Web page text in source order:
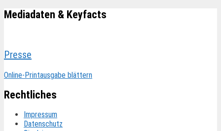
Mediadaten & Keyfacts
Presse
Online-Printausgabe blättern
Rechtliches
Impressum
Datenschutz